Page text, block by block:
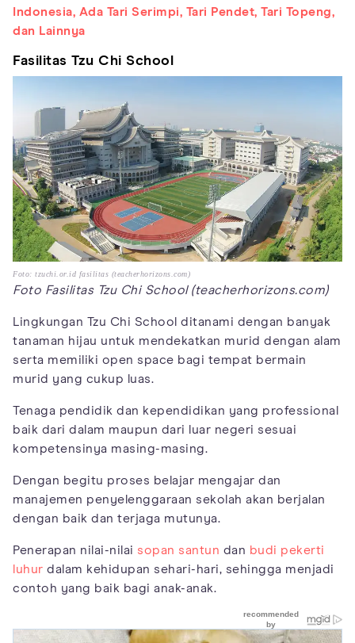
Indonesia, Ada Tari Serimpi, Tari Pendet, Tari Topeng,
dan Lainnya
Fasilitas Tzu Chi School
Foto: tzuchi.or.id fasilitas (teacherhorizons.com)
Foto Fasilitas Tzu Chi School (teacherhorizons.com)
Lingkungan Tzu Chi School ditanami dengan banyak
tanaman hijau untuk mendekatkan murid dengan alam
serta memiliki open space bagi tempat bermain
murid yang cukup luas.
Tenaga pendidik dan kependidikan yang professional
baik dari dalam maupun dari luar negeri sesuai
kompetensinya masing-masing.
Dengan begitu proses belajar mengajar dan
manajemen penyelenggaraan sekolah akan berjalan
dengan baik dan terjaga mutunya.
Penerapan nilai-nilai sopan santun dan budi pekerti
luhur dalam kehidupan sehari-hari, sehingga menjadi
contoh yang baik bagi anak-anak.